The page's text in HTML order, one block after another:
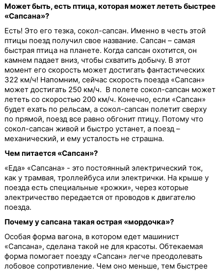
Может быть, есть птица, которая может лететь быстрее
«Сапсана»?
Есть! Это его тезка, сокол-сапсан. Именно в честь этой
птицы поезд получил свое название. Сапсан – самая
быстрая птица на планете. Когда сапсан охотится, он
камнем падает вниз, чтобы схватить добычу. В этот
момент его скорость может достигать фантастических
322 км/ч! Напомним, сейчас скорость поезда «Сапсан»
может достигать 250 км/ч. В полете сокол-сапсан может
лететь со скоростью 200 км/ч. Конечно, если «Сапсан»
будет ехать по рельсам, а сокол-сапсан полетит сверху
по прямой, поезд все равно обгонит птицу. Потому что
сокол-сапсан живой и быстро устанет, а поезд –
механический, и ему усталость не страшна.
Чем питается «Сапсан»?
«Еда» «Сапсана» - это постоянный электрический ток,
как у трамвая, троллейбуса или электрички. На крыше у
поезда есть специальные «рожки», через которые
электричество передается от проводов к двигателю
поезда.
Почему у сапсана такая острая «мордочка»?
Особая форма вагона, в котором едет машинист
«Сапсана», сделана такой не для красоты. Обтекаемая
форма помогает поезду «Сапсан» легче преодолевать
лобовое сопротивление. Чем оно меньше, тем быстрее